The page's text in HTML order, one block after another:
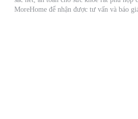
MoreHome để nhận được tư vấn và báo